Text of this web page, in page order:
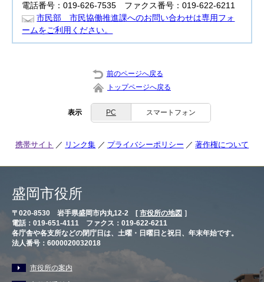
電話番号：019-626-7535 ファクス番号：019-622-6211
市民部 市民協働推進課へのお問い合わせは専用フォ
ームをご利用ください。
前のページへ戻る
トップページへ戻る
表示 PC スマートフォン
携帯サイト リンク集 プライバシーポリシー 著作権について
盛岡市役所
〒020-8530 岩手県盛岡市内丸12-2 [ 市役所の地図 ］
電話：019-651-4111 ファクス：019-622-6211
各庁舎や各支所などの閉庁日は、土曜・日曜日と祝日、年末年始です。
法人番号：6000020032018
市役所の案内